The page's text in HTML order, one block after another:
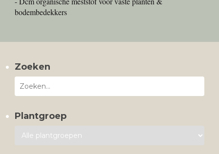
bodembedekkers
Zoeken
Plantgroep